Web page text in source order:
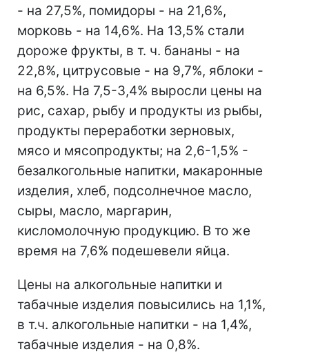
- на 27,5%, помидоры - на 21,6%,
морковь - на 14,6%. На 13,5% стали
дороже фрукты, в т. ч. бананы - на
22,8%, цитрусовые - на 9,7%, яблоки -
на 6,5%. На 7,5-3,4% выросли цены на
рис, сахар, рыбу и продукты из рыбы,
продукты переработки зерновых,
мясо и мясопродукты; на 2,6-1,5% -
безалкогольные напитки, макаронные
изделия, хлеб, подсолнечное масло,
сыры, масло, маргарин,
кисломолочную продукцию. В то же
время на 7,6% подешевели яйца.
Цены на алкогольные напитки и
табачные изделия повысились на 1,1%,
в т.ч. алкогольные напитки - на 1,4%,
табачные изделия - на 0,8%.